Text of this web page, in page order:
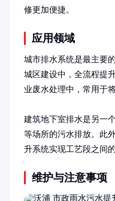
修更加便捷。
应用领域
城市排水系统是最主要
城区建设中，全流程提
业废水处理中，常用于
建筑地下室排水是另一
等场所的污水排放。此
升系统实现工艺段之间
维护与注意事项